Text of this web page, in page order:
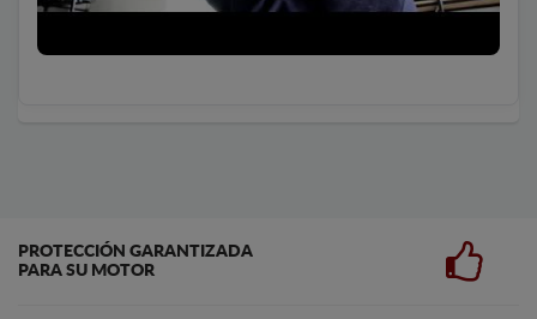
PROTECCIÓN GARANTIZADA
PARA SU MOTOR